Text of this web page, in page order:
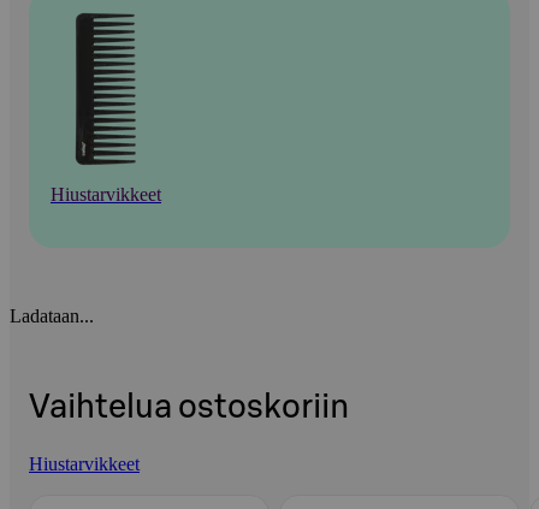
Hiustarvikkeet
Ladataan...
Vaihtelua ostoskoriin
Hiustarvikkeet